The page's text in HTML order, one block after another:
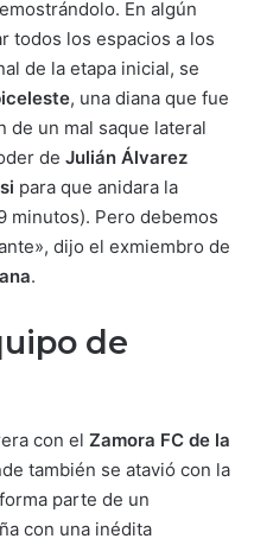
En algún
todos los espacios a los
de la etapa inicial, se
, una diana que fue
de un mal saque lateral
de Julián Álvarez
para que anidara la
minutos). Pero debemos
dijo el exmiembro de
.
de
con el Zamora FC de la
también se atavió con la
parte de un
con una inédita